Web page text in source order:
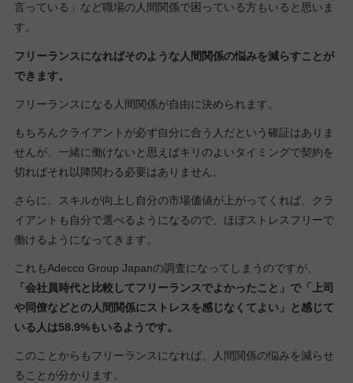
言っている」など職場の人間関係で困っている方もいると思いま
す。
フリーランスになればそのような人間関係の悩みを減らすことが
できます。
フリーランスになる人間関係が自由に決められます。
もちろんクライアントが必ず自分に合う人だという確証はありま
せんが、一緒に働けないと思えばキリのよいタイミングで契約を
切ればそれ以降関わる必要はありません。
さらに、スキルが向上し自分の市場価値が上がってくれば、クラ
イアントも自分で選べるようになるので、ほぼストレスフリーで
働けるようになってきます。
これもAdecco Group Japanの調査になってしまうのですが、
「会社員時代と比較してフリーランスでよかったこと」で「上司
や同僚などとの人間関係にストレスを感じなくてよい」と感じて
いる人は58.9%もいるようです。
このことからもフリーランスになれば、人間関係の悩みを減らせ
ることが分かります。